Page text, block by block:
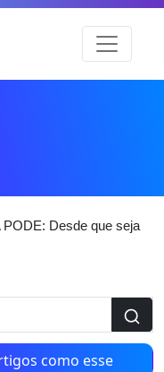
Desde que seja
como esse